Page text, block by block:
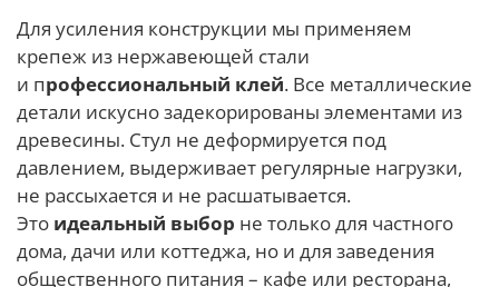
Для усиления конструкции мы применяем
крепеж из нержавеющей стали
и профессиональный клей. Все металлические
детали искусно задекорированы элементами из
древесины. Стул не деформируется под
давлением, выдерживает регулярные нагрузки,
не рассыхается и не расшатывается.
Это идеальный выбор не только для частного
дома, дачи или коттеджа, но и для заведения
общественного питания – кафе или ресторана,